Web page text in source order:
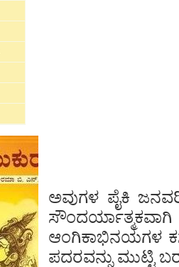
ಅವುಗಳ ಪೈಕಿ
ಸೌಂದರ್ಯಾತ್ಮಕವಾಗಿ
ಆಂಗಿಕಾಭಿನಯಗಳ
ಪದರವನ್ನು ಮುಟ್ಟಿ